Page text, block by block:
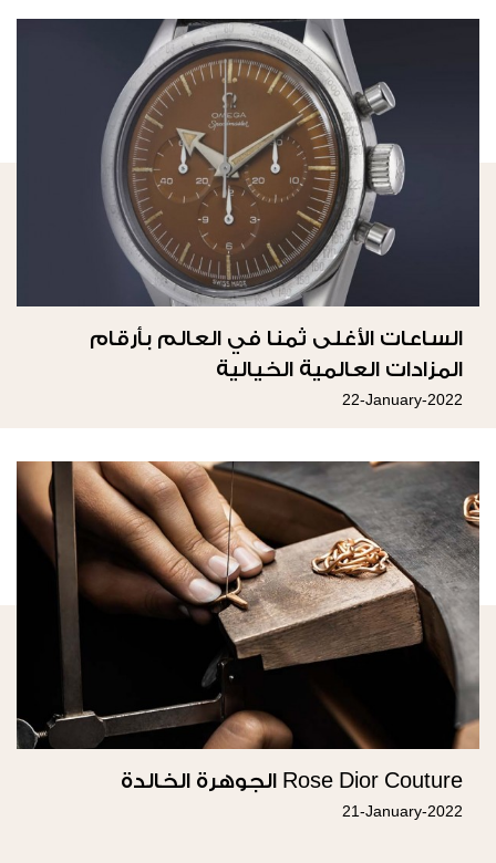
الساعات الأغلى ثمنا في العالم بأرقام
المزادات العالمية الخيالية
22-January-2022
Rose Dior Couture الجوهرة الخالدة
21-January-2022